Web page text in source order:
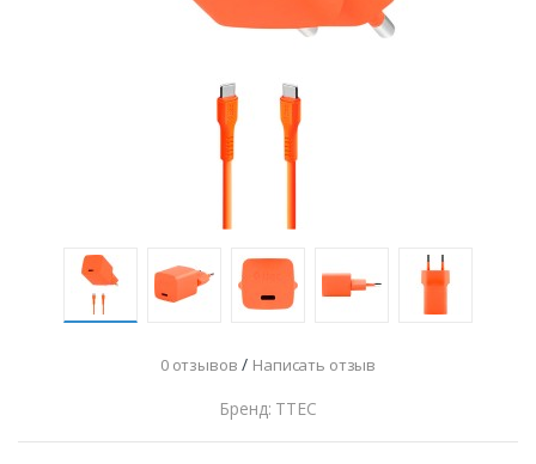
0 отзывов / Написать отзыв
Бренд: TTEC